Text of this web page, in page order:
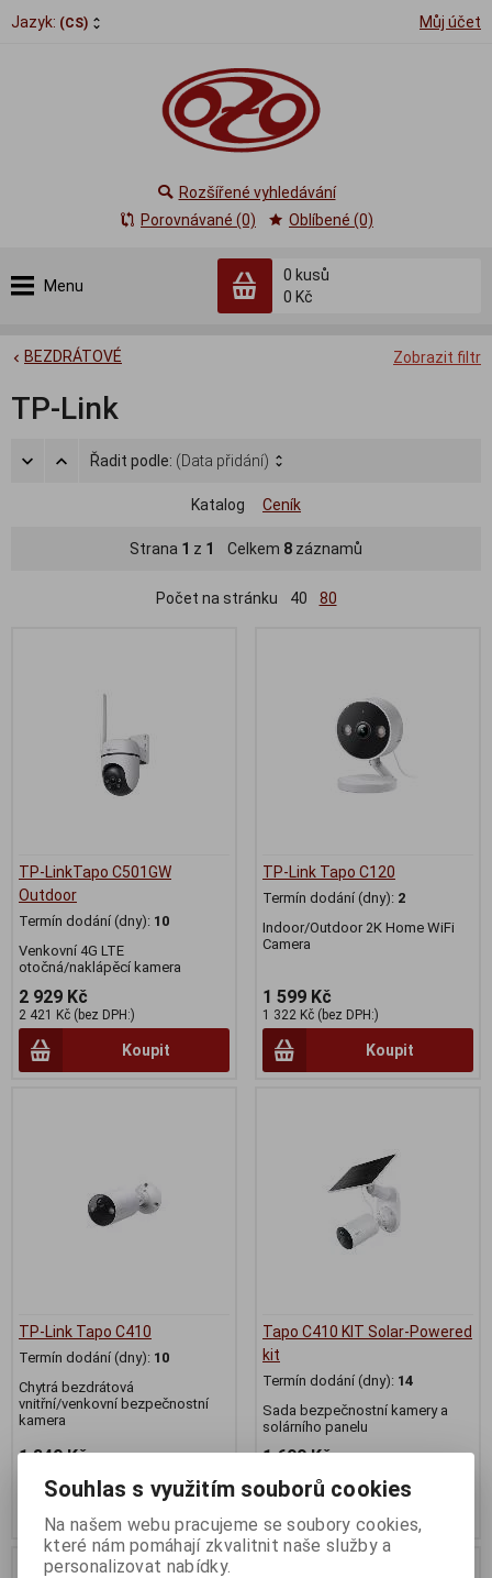
Jazyk: (CS) Můj účet
Menu
0 kusů
0 Kč
Rozšířené vyhledávání
Porovnávané (0)
Oblíbené (0)
Zobrazit filtr
BEZDRÁTOVÉ
TP-Link
Řadit podle: (Data přidání)
Katalog Ceník
Strana 1 z 1 Celkem 8 záznamů
Počet na stránku 40 80
TP-LinkTapo C501GW
Outdoor
Termín dodání (dny): 10
Venkovní 4G LTE
otočná/naklápěcí kamera
2 929 Kč
2 421 Kč (bez DPH:)
Koupit
TP-Link Tapo C120
Termín dodání (dny): 2
Indoor/Outdoor 2K Home WiFi
Camera
1 599 Kč
1 322 Kč (bez DPH:)
Koupit
TP-Link Tapo C410
Termín dodání (dny): 10
Chytrá bezdrátová
vnitřní/venkovní bezpečnostní
kamera
1 349 Kč
Tapo C410 KIT Solar-Powered
kit
Termín dodání (dny): 14
Sada bezpečnostní kamery a
solárního panelu
1 699 Kč
Souhlas s využitím souborů cookies
Na našem webu pracujeme se soubory cookies,
které nám pomáhají zkvalitnit naše služby a
personalizovat nabídky.